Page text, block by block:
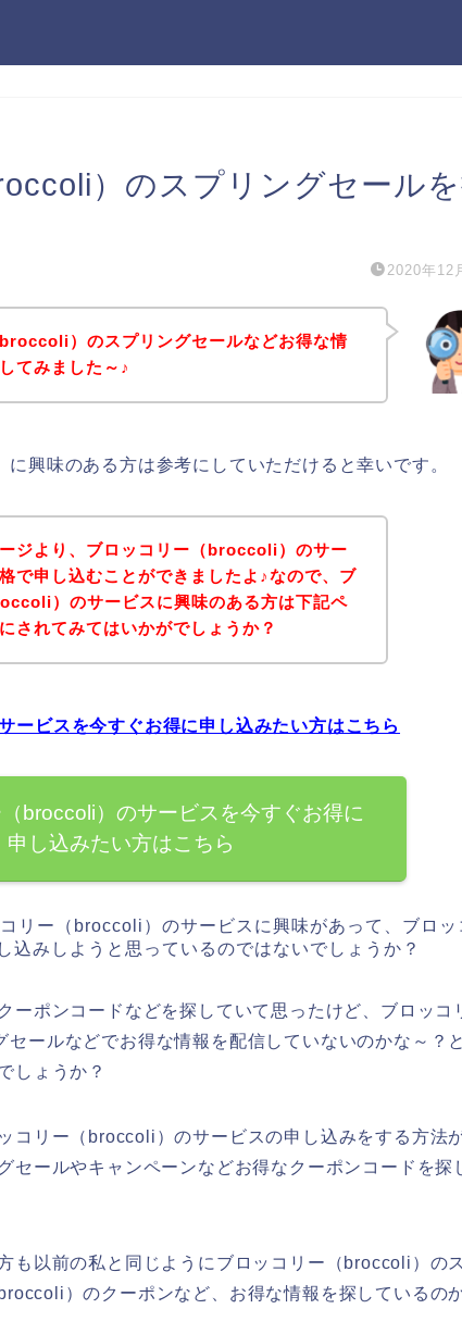
）のスプリングセール
2020年12
）のスプリングセールなどお得な情
てみました～♪
興味のある方は参考にしていただけると幸いです。
ジより、ブロッコリー（broccoli）のサー
で申し込むことができましたよ♪なので、ブ
）のサービスに興味のある方は下記ペ
されてみてはいかがでしょうか？
ービスを今すぐお得に申し込みたい方はこちら
broccoli）のサービスを今すぐお得に
申し込みたい方はこちら
リー（broccoli）のサービスに興味があって、ブロッ
みしようと思っているのではないでしょうか？
ーポンコードなどを探していて思ったけど、ブロッコ
セールなどでお得な情報を配信していないのかな～？と
しょうか？
コリー（broccoli）のサービスの申し込みをする方法
セールやキャンペーンなどお得なクーポンコードを探
も以前の私と同じようにブロッコリー（broccoli）の
）のクーポンなど、お得な情報を探しているの